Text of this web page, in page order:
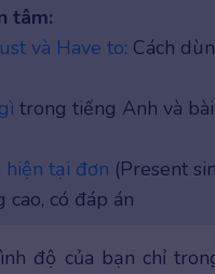
tâm:
và Have to: Cách
trong tiếng Anh và
hiện tại đơn (Present
cao, có đáp án
độ của bạn chỉ